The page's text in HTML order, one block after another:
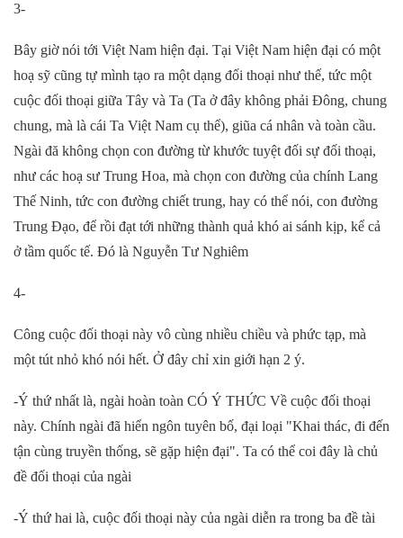
3-
Bây giờ nói tới Việt Nam hiện đại. Tại Việt Nam hiện đại có một
hoạ sỹ cũng tự mình tạo ra một dạng đối thoại như thế, tức một
cuộc đối thoại giữa Tây và Ta (Ta ở đây không phải Đông, chung
chung, mà là cái Ta Việt Nam cụ thể), giũa cá nhân và toàn cầu.
Ngài đă không chọn con đường từ khước tuyệt đối sự đối thoại,
như các hoạ sư Trung Hoa, mà chọn con đường của chính Lang
Thế Ninh, tức con đường chiết trung, hay có thể nói, con đường
Trung Đạo, để rồi đạt tới những thành quả khó ai sánh kịp, kể cả
ở tầm quốc tế. Đó là Nguyễn Tư Nghiêm
4-
Công cuộc đối thoại này vô cùng nhiều chiều và phức tạp, mà
một tút nhỏ khó nói hết. Ở đây chỉ xin giới hạn 2 ý.
-Ý thứ nhất là, ngài hoàn toàn CÓ Ý THỨC Về cuộc đối thoại
này. Chính ngài đã hiển ngôn tuyên bố, đại loại "Khai thác, đi đến
tận cùng truyền thống, sẽ gặp hiện đại". Ta có thể coi đây là chủ
đề đối thoại của ngài
-Ý thứ hai là, cuộc đối thoại này của ngài diễn ra trong ba đề tài